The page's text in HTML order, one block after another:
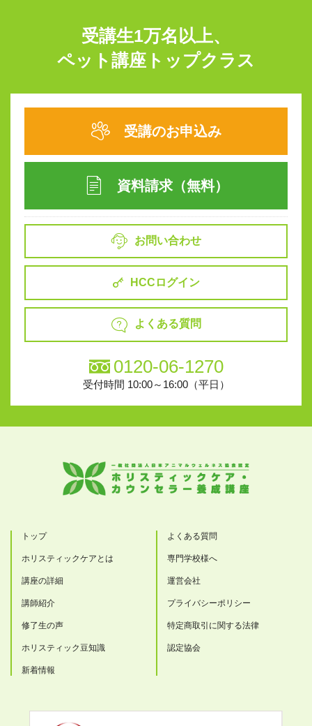
受講生1万名以上、
ペット講座トップクラス
受講のお申込み
資料請求（無料）
お問い合わせ
HCCログイン
よくある質問
0120-06-1270
受付時間 10:00～16:00（平日）
トップ
ホリスティックケアとは
講座の詳細
講師紹介
修了生の声
ホリスティック豆知識
新着情報
よくある質問
専門学校様へ
運営会社
プライバシーポリシー
特定商取引に関する法律
認定協会